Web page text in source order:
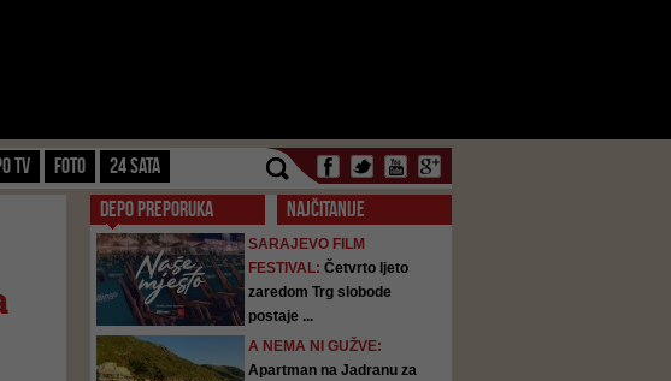
TV FOTO 24 SATA
DEPO PREPORUKA NAJČITANIJE
SARAJEVO FILM
FESTIVAL: Četvrto ljeto
zaredom Trg slobode
postaje ...
A NEMA NI GUŽVE:
Apartman na Jadranu za